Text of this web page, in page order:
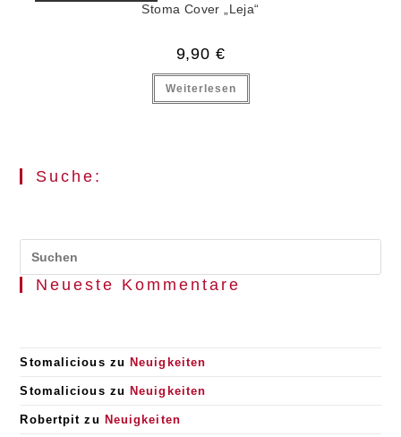
Stoma Cover „Leja“
9,90 €
Weiterlesen
Suche:
Neueste Kommentare
Stomalicious zu Neuigkeiten
Stomalicious zu Neuigkeiten
Robertpit zu Neuigkeiten